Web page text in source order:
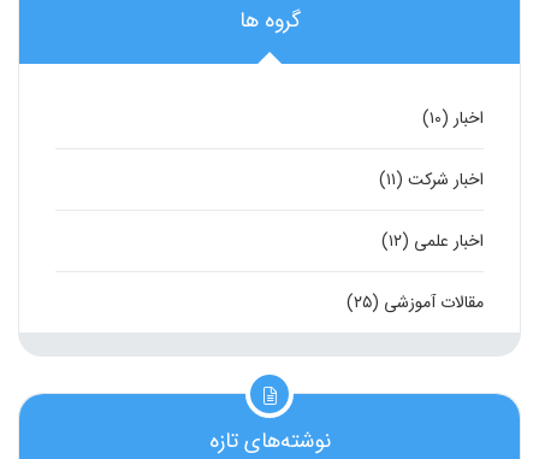
گروه ها
اخبار (۱۰)
اخبار شرکت (۱۱)
اخبار علمی (۱۲)
مقالات آموزشی (۲۵)
نوشته‌های تازه